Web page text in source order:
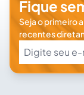
Fique
Seja o primeiro
recentes